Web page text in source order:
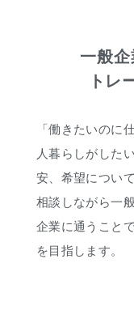
一般
トレ
「働きたいのに
人暮らしがした
安、希望につい
相談しながら一
企業に通うこと
を目指します。